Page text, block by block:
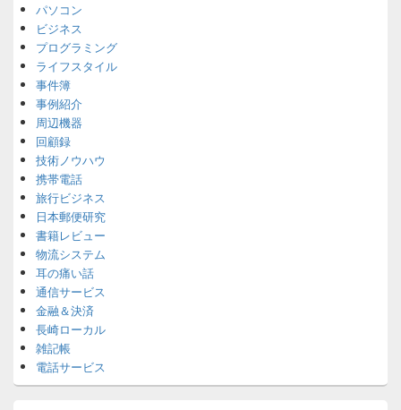
パソコン
ビジネス
プログラミング
ライフスタイル
事件簿
事例紹介
周辺機器
回顧録
技術ノウハウ
携帯電話
旅行ビジネス
日本郵便研究
書籍レビュー
物流システム
耳の痛い話
通信サービス
金融＆決済
長崎ローカル
雑記帳
電話サービス